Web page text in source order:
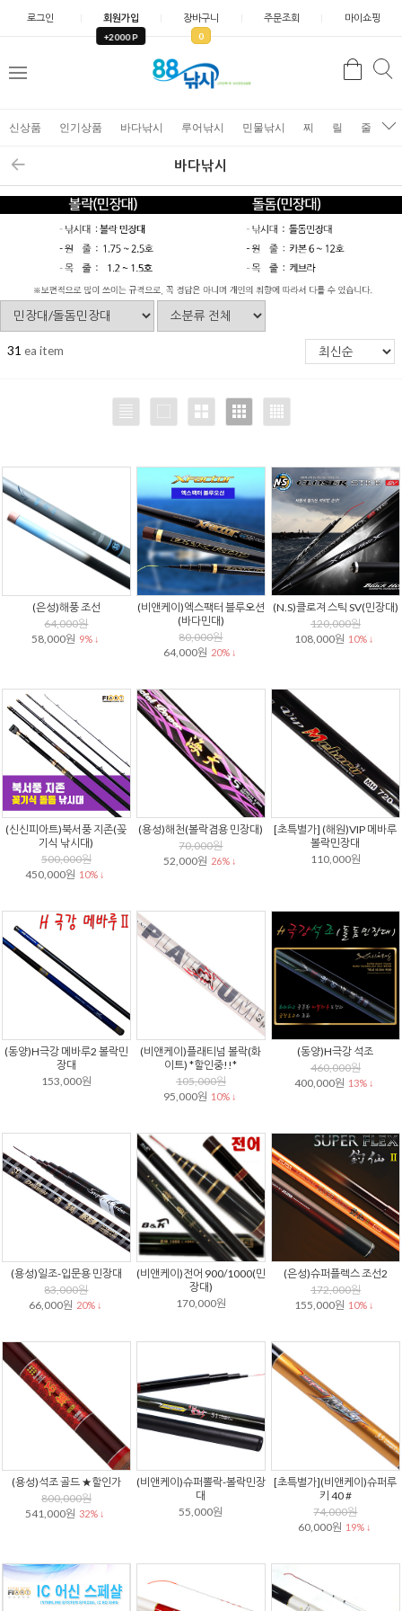
로그인 회원가입
+2000 P
장바구니
0
주문조회 마이쇼핑
검
신상품 인기상품 바다낚시 루어낚시 민물낚시 찌 릴 줄
바다낚시
31 ea item
(은성)해풍 조선
64,000원
58,000원 9% ↓
(비앤케이)엑스팩터 블루오션
(바다민대)
80,000원
64,000원 20% ↓
(N.S)클로져 스틱 SV(민장대)
120,000원
108,000원 10% ↓
(신신피아트)북서풍 지존(꽂
기식 낚시대)
500,000원
450,000원 10% ↓
(용성)해천(볼락겸용 민장대)
70,000원
52,000원 26% ↓
[초특별가] (해원)VIP 메바루
볼락민장대
110,000원
(동양)H극강 메바루2 볼락민
장대
153,000원
(비앤케이)플래티넘 볼락(화
이트) *할인중!!*
105,000원
95,000원 10% ↓
(동양)H극강 석조
460,000원
400,000원 13% ↓
(용성)일조-입문용 민장대
83,000원
66,000원 20% ↓
(비앤케이)전어 900/1000(민
장대)
170,000원
(은성)슈퍼플렉스 조선2
172,000원
155,000원 10% ↓
(용성)석조 골드 ★할인가
800,000원
541,000원 32% ↓
(비앤케이)슈퍼뽈락-볼락민장
대
55,000원
[초특별가](비앤케이)슈퍼루
키 40 #
74,000원
60,000원 19% ↓